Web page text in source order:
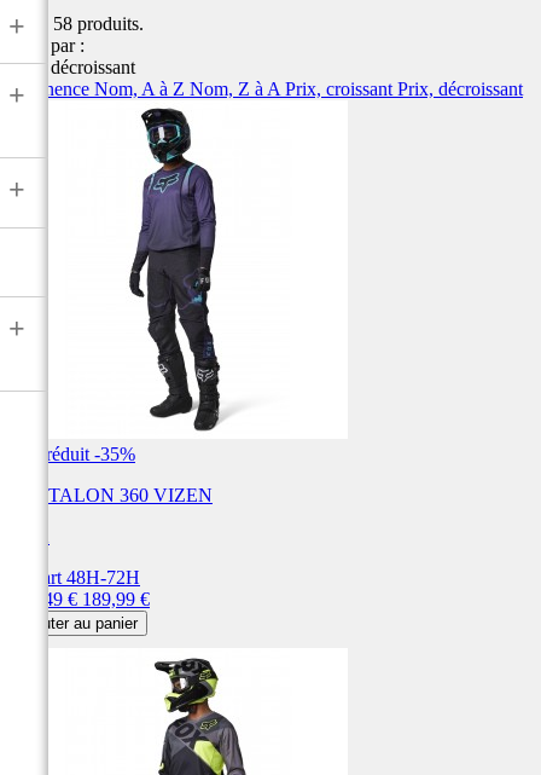
+
+
+
+
Il y a 58 produits.
Trier par :
Prix, décroissant
Pertinence Nom, A à Z Nom, Z à A Prix, croissant Prix, décroissant
Prix réduit -35%
PANTALON 360 VIZEN
Départ 48H-72H
123,49 € Prix
de
base
189,99 €
Ajouter au panier